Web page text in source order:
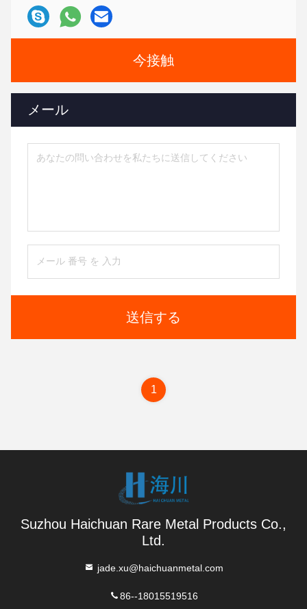
今接触
メール
送信する
1
Suzhou Haichuan Rare Metal Products Co.,
Ltd.
jade.xu@haichuanmetal.com
86--18015519516